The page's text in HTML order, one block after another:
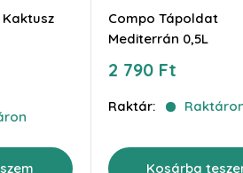
Compo Tápoldat
Mediterrán 0,5L
Akciós
2 790 Ft
Raktár:
Kosárba